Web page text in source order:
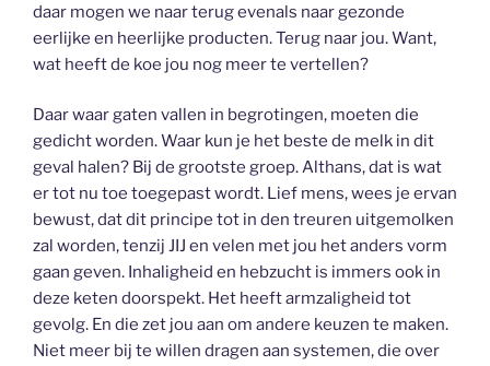
daar mogen we naar terug evenals naar gezonde
eerlijke en heerlijke producten. Terug naar jou. Want,
wat heeft de koe jou nog meer te vertellen?
Daar waar gaten vallen in begrotingen, moeten die
gedicht worden. Waar kun je het beste de melk in dit
geval halen? Bij de grootste groep. Althans, dat is wat
er tot nu toe toegepast wordt. Lief mens, wees je ervan
bewust, dat dit principe tot in den treuren uitgemolken
zal worden, tenzij JIJ en velen met jou het anders vorm
gaan geven. Inhaligheid en hebzucht is immers ook in
deze keten doorspekt. Het heeft armzaligheid tot
gevolg. En die zet jou aan om andere keuzen te maken.
Niet meer bij te willen dragen aan systemen, die over